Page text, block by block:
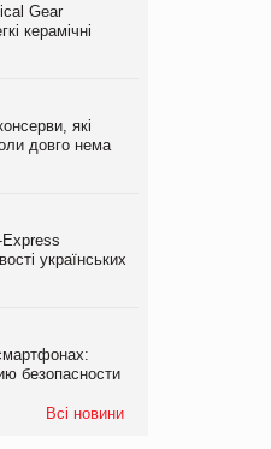
Gear
керамічні
які
довго нема
українських
безопасности
Всі новини